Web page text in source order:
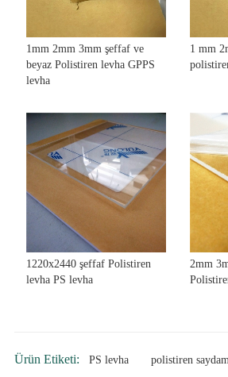
1mm 2mm 3mm şeffaf ve
beyaz Polistiren levha GPPS
levha
1 mm
1220x2440 şeffaf Polistiren
levha PS levha
2mm
Ürün Etiketi: PS levha
polistiren